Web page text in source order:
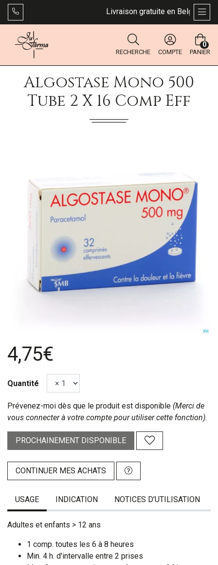
Livraison gratuite en Belgique
RECHERCHE COMPTE PANIER
0
Algostase Mono 500
Tube 2 X 16 Comp Eff
4,75€
Quantité
Prévenez-moi dès que le produit est disponible (Merci de
vous connecter à votre compte pour utiliser cette fonction).
PROCHAINEMENT DISPONIBLE
CONTINUER MES ACHATS
USAGE INDICATION NOTICES D’UTILISATION
Adultes et enfants > 12 ans
1 comp. toutes les 6 à 8 heures
Min. 4 h. d'intervalle entre 2 prises